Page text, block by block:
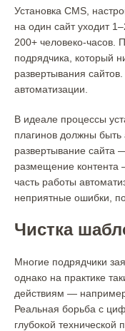
Установка CMS,
на один сайт уходит
200+ человеко-часов.
подрядчика, который
развертывания
автоматизации.
В идеале процессы
плагинов должны быть
развертывание сайта
размещение контента
часть работы
неприятные ошибки,
Чистка
Многие подрядчики
однако на практике
действиям —
Реальная борьба с
глубокой технической